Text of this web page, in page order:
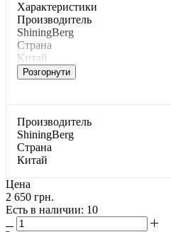
Характеристики
Производитель
ShiningBerg
Страна
Китай
Розгорнути
Производитель
ShiningBerg
Страна
Китай
Цена
2 650 грн.
Есть в наличии: 10